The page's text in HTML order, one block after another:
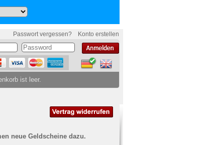
Passwort vergessen? Konto erstellen
ist leer.
neue Geldscheine dazu.